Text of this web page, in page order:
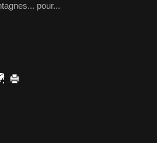
pour...